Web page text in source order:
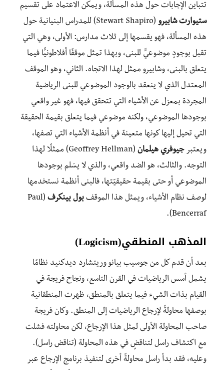
تتباين الإجابات حول هذه المسألة، ويمكن الاعتماد على تقسيم
ستيوارت شابيرو
(Stewart Shapiro) للمدراس البنيانية حول
هذه المسألة، فهو يقسمها إلى ثلاث مدارس: الأولى، وهي التي
تقبل بوجودٍ موضوعيٍّ للبنى، وبهذا تمثل موقفًا أفلاطونيًّا فيما
يتعلق بالبنى، وشابيرو ممثل لهذا الاتجاه. الثاني، وهو الموقف
المعتدل الذي لا ينعقد بالوجود الموضوعي للبنى الرياضية
المجردة بمعزل عن الأشياء التي تتحقق فيها، فهو غير واقعي
بوجودها الموضوعي، ولكنه موضوعي فيما يتعلق بقيمة الحقيقة
التي تحيل إليها كونها متعينة في أنظمة الأشياء التي تصفها،
ويعتبر جيوفري هيلمان
(Geoffrey Hellman) ممثلًا لهذا
التوجه. والثالث، هو الضد واقعي، والذي لا يسَلم بوجودها
الموضوعي أو حتى بقيمة حقيقيّتها، فالبنى أنظمة نستخدمها
لوصف نظام الأشياء، ويمثل هذا الموقف بول بينكرف (Paul
Bencerraf).
المذهب المنطقي(Logicism)
بعد أن قدم كل من جوسيب بيانو وريتشارد ديدكنيد نظامًا
يشمل أسس الرياضيات في القرن التاسع، ونجاح فريجة في
القيام بذات الشيء فيما يتعلق بالمنطق، ظهرت المنطقانية
بوصفها محاولةً لإرجاع الرياضيات إلى المنطق. وكان فريجة
صاحب المحاولة الأولى لمثل هذا الإرجاع، لكن محاولته فشلت
مع اكتشاف راسل لتناقضٍ في هذه المحاولة (تناقض راسل).
وعليه، فقد بدأ راسل محاولةً أخرى لتنفيذ برنامج الإرجاع عبر